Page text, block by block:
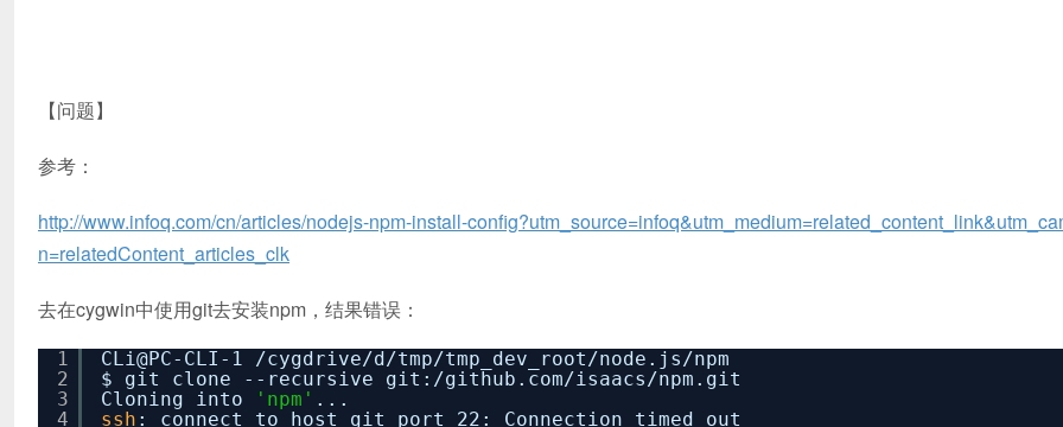
【问题】
参考：
http://www.infoq.com/cn/articles/nodejs-npm-install-
n=relatedContent_articles_clk
去在cygwin中使用git去安装npm，结果错误：
1
2
3
4
CLi@PC-CLI-1 /cygdrive/d/tmp/tmp_dev_root/node .js/npm
$ git clone --recursive git: /github .com/isaacs/npm .git
Cloning into
'npm' ...
ssh : connect to host git port 22: Connection timed out